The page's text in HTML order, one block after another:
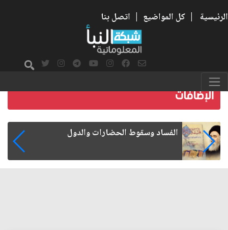
الرئيسية | كل المواضيع | اتصل بنا
رواتب الموظفين على صفيح ساخن